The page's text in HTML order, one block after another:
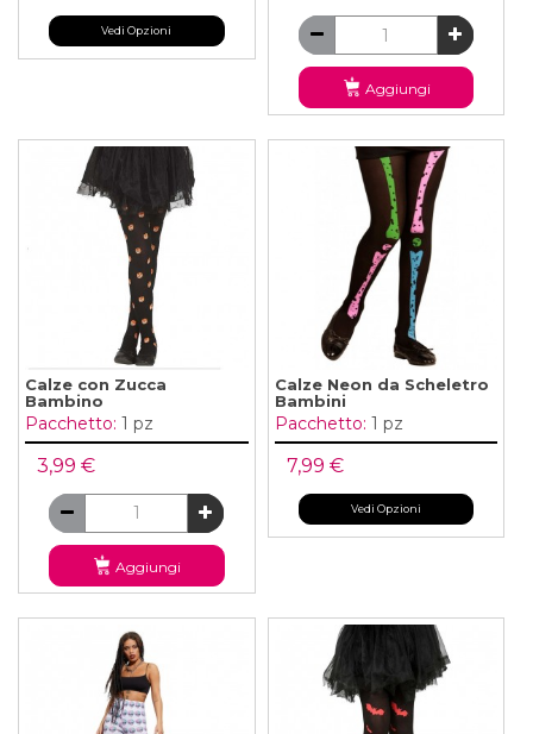
Vedi Opzioni
Aggiungi
Calze con Zucca
Bambino
Pacchetto: 1 pz
3,99 €
Aggiungi
Calze Neon da Scheletro
Bambini
Pacchetto: 1 pz
7,99 €
Vedi Opzioni